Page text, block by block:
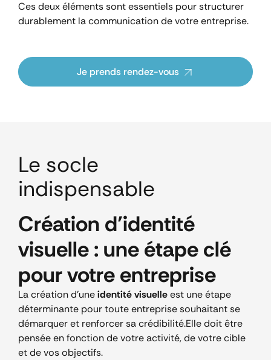
Ces deux éléments sont essentiels pour structurer
durablement la communication de votre entreprise.
Je prends rendez-vous
Le socle
indispensable
Création d’identité
visuelle : une étape clé
pour votre entreprise
La création d’uneidentité visuelleest une étape
déterminante pour toute entreprise souhaitant se
démarquer et renforcer sa crédibilité.Elle doit être
pensée en fonction de votre activité, de votre cible
et de vos objectifs.